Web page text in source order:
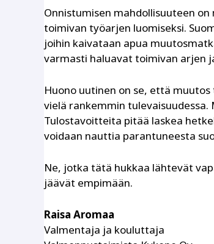
Onnistumisen mahdollisuuteen
toimivan työarjen luomiseksi.
joihin kaivataan apua
varmasti haluavat toimivan arjen
Huono uutinen on se, että
vielä rankemmin
Tulostavoitteita pitää laskea
voidaan nauttia parantuneesta
Ne, jotka tätä hukkaa lähtevät
jäävät empimään.
Raisa Aromaa
Valmentaja ja kouluttaja